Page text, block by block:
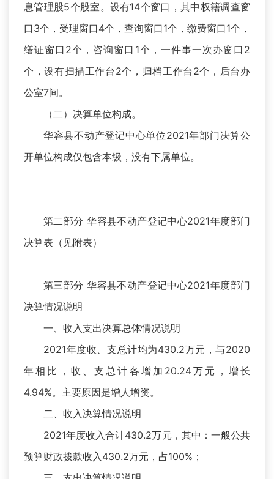
息管理股5个股室。设有14个窗口，其中权籍调查窗
口3个，受理窗口4个，查询窗口1个，缴费窗口1个，
缮证窗口2个，咨询窗口1个，一件事一次办窗口2
个，设有扫描工作台2个，归档工作台2个，后台办
公室7间。
（二）决算单位构成。
华容县不动产登记中心单位2021年部门决算公
开单位构成仅包含本级，没有下属单位。
第二部分 华容县不动产登记中心2021年度部门
决算表（见附表）
第三部分 华容县不动产登记中心2021年度部门
决算情况说明
一、收入支出决算总体情况说明
2021年度收、支总计均为430.2万元，与2020
年相比，收、支总计各增加20.24万元，增长
4.94%。主要原因是增人增资。
二、收入决算情况说明
2021年度收入合计430.2万元，其中：一般公共
预算财政拨款收入430.2万元，占100%；